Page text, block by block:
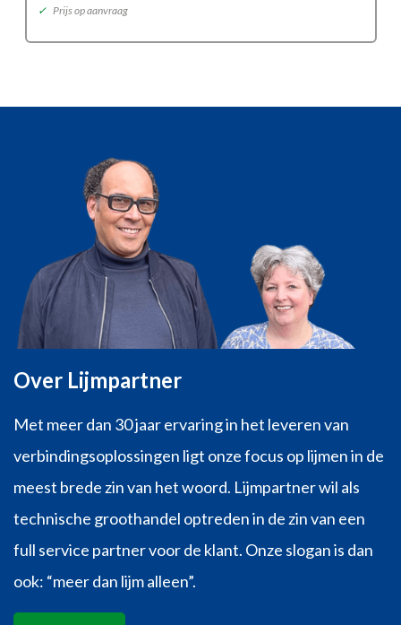
✓ Prijs op aanvraag
Over Lijmpartner
Met meer dan 30 jaar ervaring in het leveren van
verbindingsoplossingen ligt onze focus op lijmen in de
meest brede zin van het woord. Lijmpartner wil als
technische groothandel optreden in de zin van een
full service partner voor de klant. Onze slogan is dan
ook: “meer dan lijm alleen”.